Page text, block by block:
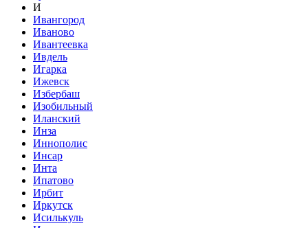
И
Ивангород
Иваново
Ивантеевка
Ивдель
Игарка
Ижевск
Избербаш
Изобильный
Иланский
Инза
Иннополис
Инсар
Инта
Ипатово
Ирбит
Иркутск
Исилькуль